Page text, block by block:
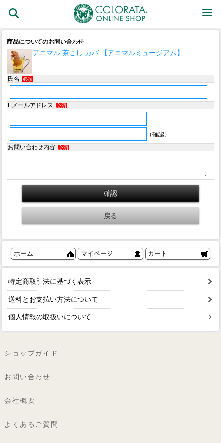
商品についてのお問い合わせ
アニマル 茶こし カバ 【アニマルミュージアム】
氏名 必須
Eメールアドレス 必須
（確認）
お問い合わせ内容 必須
ホーム マイページ カート
特定商取引法に基づく表示
送料とお支払い方法について
個人情報の取扱いについて
ショップガイド
お問い合わせ
会社概要
よくあるご質問